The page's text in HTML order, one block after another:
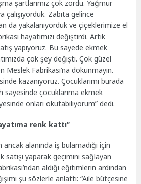
şartlarımız çok zordu. Yağmur
çalışıyorduk. Zabıta gelince
da yakalanıyorduk ve çiçeklerimize el
hayatımızı değiştirdi. Artık
yapıyoruz. Bu sayede ekmek
çok şey değişti. Çok güzel
Meslek Fabrikası’na dokunmayın.
kazanıyoruz. Çocuklarımı burada
çocuklarıma ekmek
onları okutabiliyorum” dedi.
renk kattı”
alanında iş bulamadığı için
satışı yaparak geçimini sağlayan
aldığı eğitimlerin ardından
şu sözlerle anlattı: “Aile bütçesine